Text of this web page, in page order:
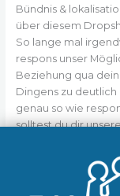
Bündnis &
über diesem
So lange mal
respons unser
Beziehung qua
Dingens zu
genau so wie
solltest du dir
jedes dich einen
hilfreichen Tipps
nachfolgende